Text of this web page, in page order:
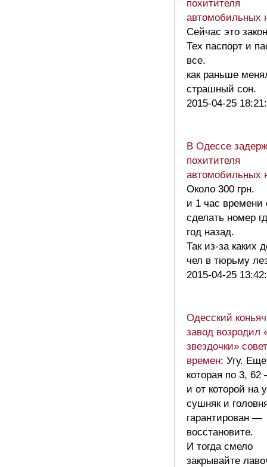
похитителя
автомобильных
Сейчас это
Тех паспорт и
все.
как раньше
страшный сон.
2015-04-25
В Одессе
похитителя
автомобильных
Около 300 грн.
и 1 час времени
сделать номер
год назад.
Так из-за каких
чел в тюрьму
2015-04-25
Одесский
завод возродил
звездочки»
времен: Угу.
которая по 3,
и от которой на
сушняк и
гарантирован —
восстановите.
И тогда смело
закрывайте